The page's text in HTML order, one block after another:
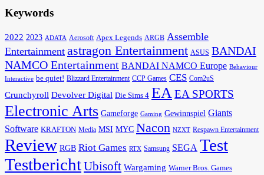
Keywords
2022 2023 ADATA Aerosoft Apex Legends ARGB Assemble
Entertainment astragon Entertainment ASUS BANDAI
NAMCO Entertainment BANDAI NAMCO Europe Behaviour
Interactive be quiet! Blizzard Entertainment CCP Games CES Com2uS
Crunchyroll Devolver Digital Die Sims 4 EAEA SPORTS
Electronic Arts Gameforge Gaming Gewinnspiel Giants
Software KRAFTON Media MSI MYC Nacon NZXT Respawn Entertainment
Review RGB Riot Games RTX Samsung SEGA Test
TestberichtUbisoft Wargaming Warner Bros. Games